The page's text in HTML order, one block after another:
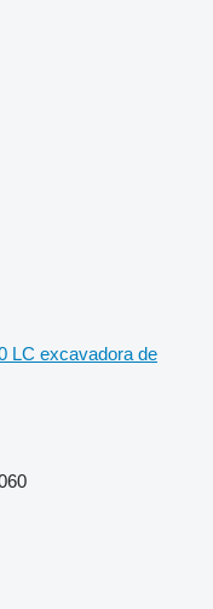
LC excavadora de